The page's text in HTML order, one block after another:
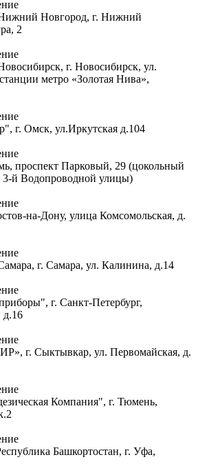
Новгород, г. Нижний
2
г. Новосибирск, ул.
метро «Золотая Нива»,
г. Омск, ул.Иркутская д.104
проспект Парковый, 29 (цокольный
3-й Водопроводной улицы)
на-Дону, улица Комсомольская, д.
г. Самара, ул. Калинина, д.14
г. Санкт-Петербург,
д.16
г. Сыктывкар, ул. Первомайская, д.
Компания", г. Тюмень,
Башкортостан, г. Уфа,